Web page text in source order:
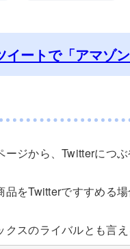
イートで「アマゾ
ージから、Twitterにつ
品をTwitterですすめる
クスのライバルとも言